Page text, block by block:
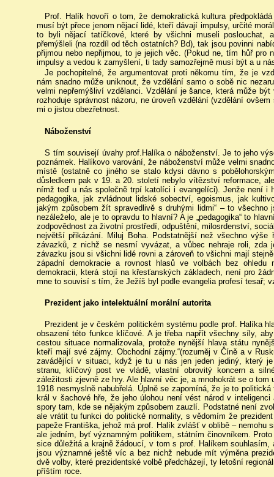
Prof. Halík hovoří o tom, že demokratická kultura
musí být přece jenom nějací lidé, kteří dávají impulsy, určité
to byli nějací tatíčkové, které by všichni museli poslouchat,
přemýšleli (na rozdíl od těch ostatních? Bd), tak jsou povinni
přijmou nebo nepřijmou, to je jejich věc. (Pokud ne, tím hůř pro
impulsy a vedou k zamyšlení, ti tady samozřejmě musí být a u
Je pochopitelné, že argumentovat proti někomu tím, že je
nám snadno může uniknout, že vzdělání samo o sobě nic
velmi nepřemýšliví vzdělanci. Vzdělání je šance, která může
rozhoduje správnost názoru, ne úroveň vzdělání (vzdělání
mi o jistou obezřetnost.
Náboženství
S tím souvisejí úvahy prof.Halíka o náboženství. Je to jeho
poznámek. Halíkovo varování, že náboženství může velmi
místě (ostatně co jiného se stalo kdysi dávno s
důsledkem pak v 19. a 20. století nebylo vítězství reformace,
nímž teď u nás společně trpí katolíci i evangelíci). Jenže není i
pedagogika, jak zvládnout lidské sobectví, egoismus, jak
jakým způsobem žít spravedlivě s druhými lidmi“ – to
nezáleželo, ale je to opravdu to hlavní? A je „pedagogika“ to
zodpovědnost za životní prostředí, odpuštění, milosrdenství,
největší přikázání. Miluj Boha. Podstatnější než všechno
závazků, z nichž se nesmí vyvázat, a vůbec nehraje roli, zda
závazku jsou si všichni lidé rovni a zároveň to všichni mají
západní demokracie a rovnost hlasů ve volbách bez
demokracii, která stojí na křesťanských základech, není pro
mne to souvisí s tím, že Ježíš byl podle evangelia profesí tesař;
Prezident jako intelektuální morální autorita
Prezident je v českém politickém systému podle prof. Halíka
obsazení této funkce klíčové. A je třeba napřít všechny síly,
cestou situace normalizovala, protože nynější hlava státu
kteří mají své zájmy. Obchodní zájmy.“(rozuměj v Číně a v
zavádějící v situaci, když je tu u nás jen jeden jediný, který
stranu, klíčový post ve vládě, vlastní obrovitý koncern a
záležitosti zjevně ze hry. Ale hlavní věc je, a mnohokrát se o
1918 nesmyslně nabubřelá. Úplně se zapomíná, že je to
král v šachové hře, že jeho úlohou není vést národ v
spory tam, kde se nějakým způsobem zauzlí. Podstatné není
ale vrátit tu funkci do politické normality, s vědomím že
papeže Františka, jehož má prof. Halík zvlášť v oblibě – nemohu
ale jedním, byť významným politikem, státním činovníkem.
sice důležitá a krajně žádoucí, v tom s prof. Halíkem
jsou významné ještě víc a bez nichž nebude mít výměna
dvě volby, které prezidentské volbě předcházejí, ty letošní
příštím roce.